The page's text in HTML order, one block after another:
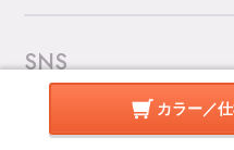
カラー／
SNS
Instagram
モダンなインテリアやコー